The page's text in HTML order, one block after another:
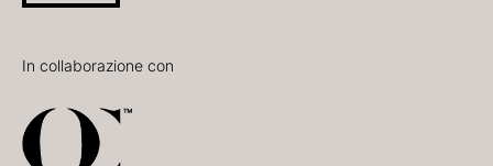
In collaborazione con